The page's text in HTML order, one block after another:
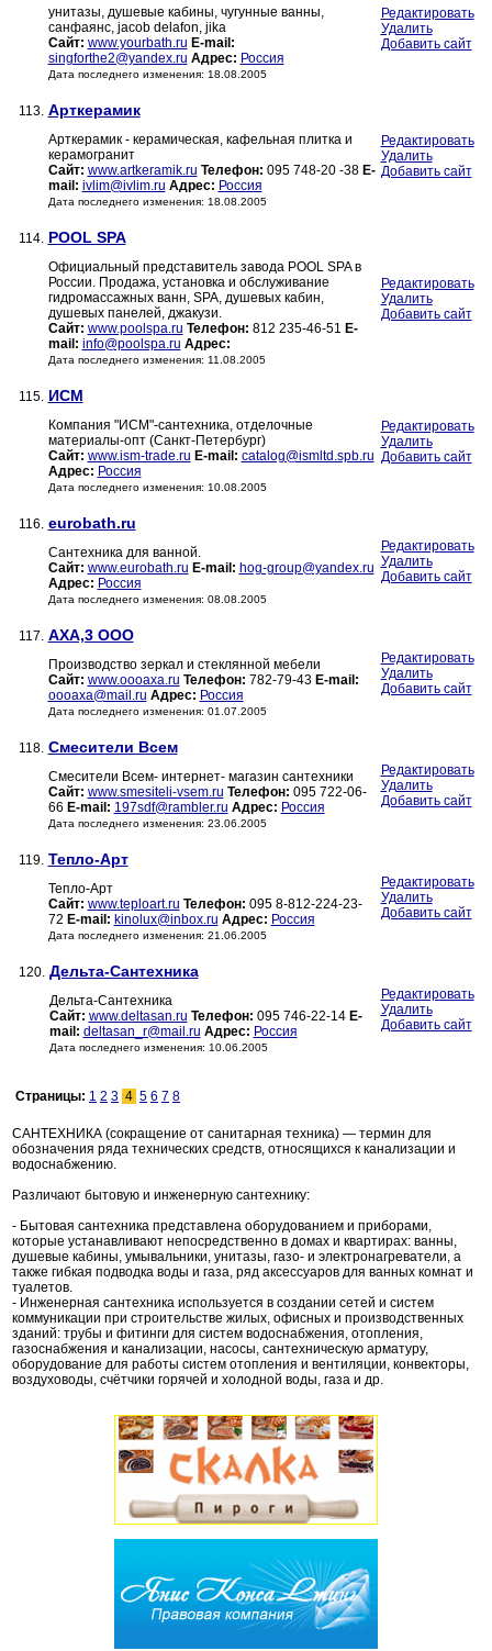
унитазы, душевые кабины, чугунные ванны,
санфаянс, jacob delafon, jika
Сайт: www.yourbath.ru E-mail:
singforthe2@yandex.ru Адрес: Россия
Дата последнего изменения: 18.08.2005
Редактировать
Удалить
Добавить сайт
113. Арткерамик
Арткерамик - керамическая, кафельная плитка и
керамогранит
Сайт: www.artkeramik.ru Телефон: 095 748-20 -38 E-
mail: ivlim@ivlim.ru Адрес: Россия
Дата последнего изменения: 18.08.2005
Редактировать
Удалить
Добавить сайт
114. POOL SPA
Официальный представитель завода POOL SPA в
России. Продажа, установка и обслуживание
гидромассажных ванн, SPA, душевых кабин,
душевых панелей, джакузи.
Сайт: www.poolspa.ru Телефон: 812 235-46-51 E-
mail: info@poolspa.ru Адрес:
Дата последнего изменения: 11.08.2005
Редактировать
Удалить
Добавить сайт
115. ИСМ
Компания "ИСМ"-сантехника, отделочные
материалы-опт (Санкт-Петербург)
Сайт: www.ism-trade.ru E-mail: catalog@ismltd.spb.ru
Адрес: Россия
Дата последнего изменения: 10.08.2005
Редактировать
Удалить
Добавить сайт
116. eurobath.ru
Сантехника для ванной.
Сайт: www.eurobath.ru E-mail: hog-group@yandex.ru
Адрес: Россия
Дата последнего изменения: 08.08.2005
Редактировать
Удалить
Добавить сайт
117. АХА,3 ООО
Производство зеркал и стеклянной мебели
Сайт: www.oooaxa.ru Телефон: 782-79-43 E-mail:
oooaxa@mail.ru Адрес: Россия
Дата последнего изменения: 01.07.2005
Редактировать
Удалить
Добавить сайт
118. Смесители Всем
Смесители Всем- интернет- магазин сантехники
Сайт: www.smesiteli-vsem.ru Телефон: 095 722-06-
66 E-mail: 197sdf@rambler.ru Адрес: Россия
Дата последнего изменения: 23.06.2005
Редактировать
Удалить
Добавить сайт
119. Тепло-Арт
Тепло-Арт
Сайт: www.teploart.ru Телефон: 095 8-812-224-23-
72 E-mail: kinolux@inbox.ru Адрес: Россия
Дата последнего изменения: 21.06.2005
Редактировать
Удалить
Добавить сайт
120. Дельта-Сантехника
Дельта-Сантехника
Сайт: www.deltasan.ru Телефон: 095 746-22-14 E-
mail: deltasan_r@mail.ru Адрес: Россия
Дата последнего изменения: 10.06.2005
Редактировать
Удалить
Добавить сайт
Страницы: 1 2 3 4 5 6 7 8
САНТЕХНИКА (сокращение от санитарная техника) — термин для
обозначения ряда технических средств, относящихся к канализации и
водоснабжению.
Различают бытовую и инженерную сантехнику:
- Бытовая сантехника представлена оборудованием и приборами,
которые устанавливают непосредственно в домах и квартирах: ванны,
душевые кабины, умывальники, унитазы, газо- и электронагреватели, а
также гибкая подводка воды и газа, ряд аксессуаров для ванных комнат и
туалетов.
- Инженерная сантехника используется в создании сетей и систем
коммуникации при строительстве жилых, офисных и производственных
зданий: трубы и фитинги для систем водоснабжения, отопления,
газоснабжения и канализации, насосы, сантехническую арматуру,
оборудование для работы систем отопления и вентиляции, конвекторы,
воздуховоды, счётчики горячей и холодной воды, газа и др.